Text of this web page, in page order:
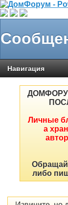
Навигация
Личные
а
либо